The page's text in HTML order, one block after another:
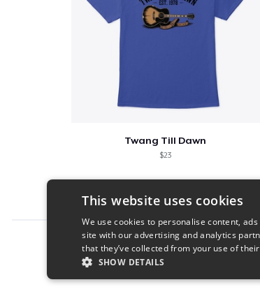
Twang Till Dawn
$23
Report this product
This website uses cookies
We use cookies to personalise content,
site with our advertising and analytics
that they’ve collected from your use of
SHOW DETAILS